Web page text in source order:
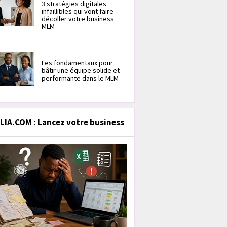
3 stratégies digitales
infaillibles qui vont faire
décoller votre business
MLM
Les fondamentaux pour
bâtir une équipe solide et
performante dans le MLM
: Lancez votre business